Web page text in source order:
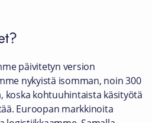
päivitetyn version
nykyistä isomman, noin 300
koska kohtuuhintaista käsityötä
Euroopan markkinoita